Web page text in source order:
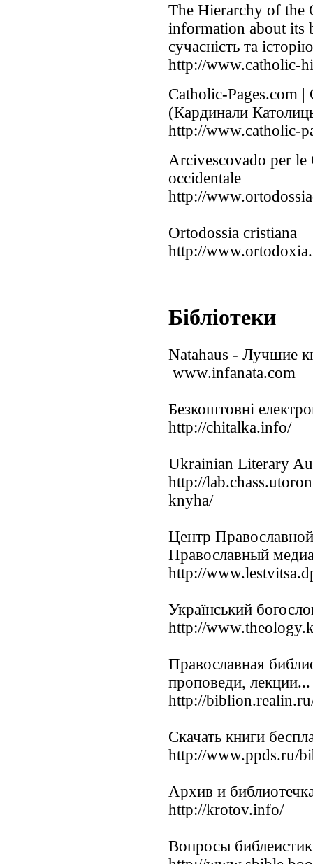
The Hierarchy of the
information about its
сучасність та
http://www.catholic-
Catholic-Pages.com
(Кардинали
http://www.catholic-
Arcivescovado per le
occidentale
http://
Ortodossia cristiana
http://
Бібліотеки
Natahaus - Лучшие
www.infanata.com
Безкоштовні
http://chitalka.info/
Ukrainian Literary
http://
knyha/
Центр
Православный
http://
Український
http://
Православная
проповеди, лекции...
http://
Скачать книги
http://www.ppds.ru/
Архив и
http://krotov.info/
Вопросы